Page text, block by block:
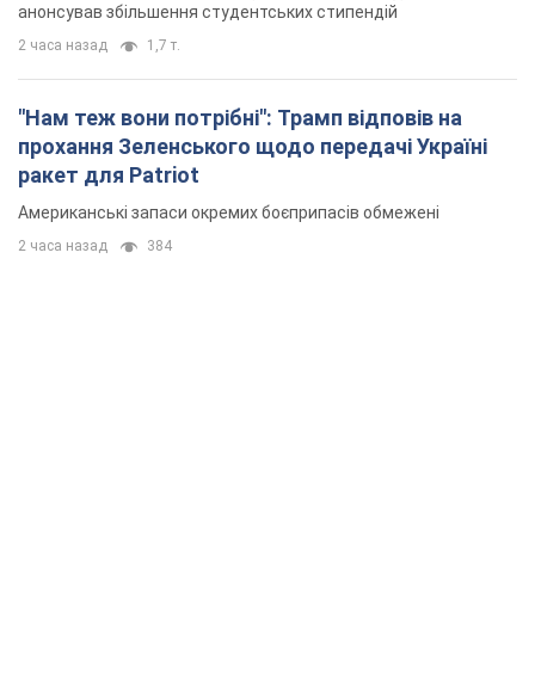
анонсував збільшення студентських стипендій
2 часа назад 1,7 т.
"Нам теж вони потрібні": Трамп відповів на
прохання Зеленського щодо передачі Україні
ракет для Patriot
Американські запаси окремих боєприпасів обмежені
2 часа назад 384